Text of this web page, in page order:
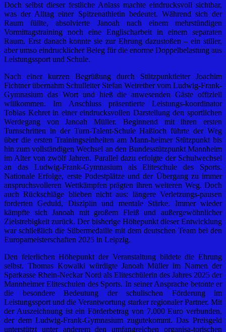
Doch selbst dieser festliche Anlass machte eindrucksvoll sichtbar,
was der Alltag einer Spitzenathletin bedeutet. Während sich der
Raum füllte, absolvierte Janoah nach einem mehrstündigen
Vormittagstraining noch eine Englischarbeit in einem separaten
Raum. Erst danach konnte sie zur Ehrung dazustoßen – ein stiller,
aber umso eindrucklicher Beleg für die enorme Doppelbelastung aus
Leistungssport und Schule.
Nach einer kurzen Begrüßung durch Stützpunktleiter Joachim
Fichtner übernahm Schulleiter Stefan Weirether vom Ludwig-Frank-
Gymnasium das Wort und hieß die anwesenden Gäste offiziell
willkommen. Im Anschluss präsentierte Leistungs-koordinator
Tobias Kehret in einer eindrucksvollen Darstellung den sportlichen
Werdegang von Janoah Müller. Beginnend mit ihren ersten
Turnschritten in der Turn-Talent-Schule Haßloch führte der Weg
über die ersten Trainingseinheiten am Mann-heimer Stützpunkt bis
hin zum vollständigen Wechsel an den Bundesstützpunkt Mannheim
im Alter von zwölf Jahren. Parallel dazu erfolgte der Schulwechsel
an das Ludwig-Frank-Gymnasium als Eliteschule des Sports.
Nationale Erfolge, erste Podestplätze und der Übergang zu immer
anspruchsvolleren Wettkämpfen prägten ihren weiteren Weg. Doch
auch Rückschläge blieben nicht aus: längere Verletzungs-pausen
forderten Geduld, Disziplin und mentale Stärke. Immer wieder
kämpfte sich Janoah mit großem Fleiß und außergewöhnlicher
Zielstrebigkeit zurück. Der bisherige Höhepunkt dieser Entwicklung
war schließlich die Silbermedaille mit dem deutschen Team bei den
Europameisterschaften 2025 in Leipzig.
Den feierlichen Höhepunkt der Veranstaltung bildete die Ehrung
selbst. Thomas Kowalki würdigte Janoah Müller im Namen der
Sparkasse Rhein-Neckar Nord als Eliteschülerin des Jahres 2025 der
Mannheimer Eliteschulen des Sports. In seiner Ansprache betonte er
die besondere Bedeutung der schulischen Förderung im
Leistungssport und die Verantwortung starker regionaler Partner. Mit
der Auszeichnung ist ein Förderbetrag von 7.000 Euro verbunden,
der dem Ludwig-Frank-Gymnasium zugutekommt. Das Preisgeld
unterstützt unter anderem den umfangreichen organisa-torischen